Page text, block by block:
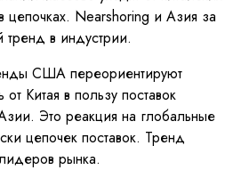
цепочках. Nearshoring и Азия за
в индустрии.
США переориентируют
Китая в пользу поставок
Это реакция на глобальные
цепочек поставок. Тренд
рынка.